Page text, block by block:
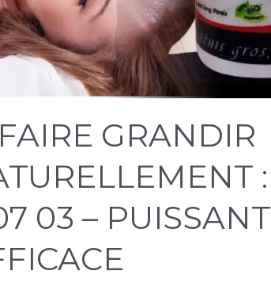
GRANDIR
:
03 – PUISSANT